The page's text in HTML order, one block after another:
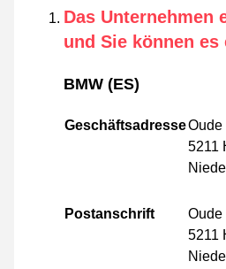
Das
und Sie können es
BMW (ES)
GeschäftsadresseOude
5211
Postanschrift
Oude
5211